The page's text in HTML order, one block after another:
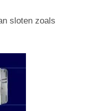
sloten zoals